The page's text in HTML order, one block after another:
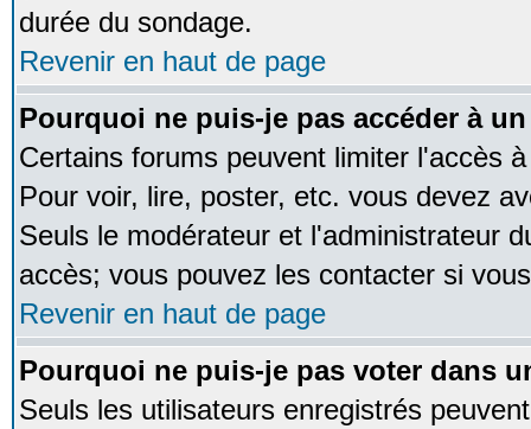
durée du sondage.
Revenir en haut de page
Pourquoi ne puis-je pas accéder à
Certains forums peuvent limiter l'accès
Pour voir, lire, poster, etc. vous devez
Seuls le modérateur et l'administrateur
accès; vous pouvez les contacter si
Revenir en haut de page
Pourquoi ne puis-je pas voter dans
Seuls les utilisateurs enregistrés